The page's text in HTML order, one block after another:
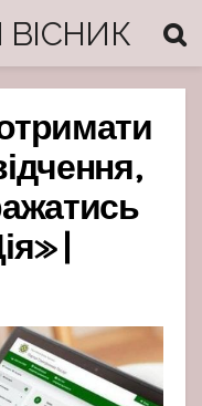
ВІСНИК
|